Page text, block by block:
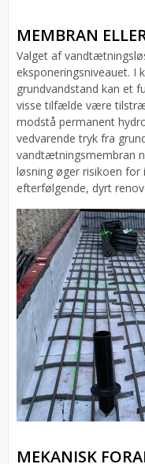
MEMBRAN
Valget af
eksponeringsniveauet.
grundvandstand kan et
visse tilfælde være
modstå permanent
vedvarende tryk fra
vandtætningsmembran
løsning øger risikoen
efterfølgende, dyrt
MEKANISK